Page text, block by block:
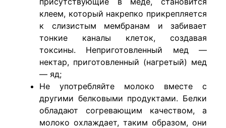
клеем, который накрепко прикрепляется
к слизистым мембранам и забивает
тонкие каналы клеток, создавая
токсины. Неприготовленный мед —
нектар, приготовленный (нагретый) мед
— яд;
Hе употребляйте молоко вместе с
другими белковыми продуктами. Белки
обладают согревающим качеством, а
молоко охлаждает, таким образом, они